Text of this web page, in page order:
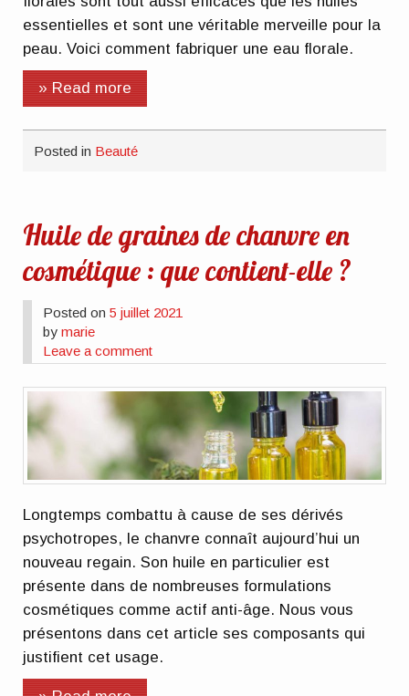
essentielles et sont une véritable merveille pour la
peau. Voici comment fabriquer une eau florale.
» Read more
Posted in Beauté
Huile de graines de chanvre en
cosmétique : que contient-elle ?
Posted on5 juillet 2021
bymarie
Leave a comment
Longtemps combattu à cause de ses dérivés
psychotropes, le chanvre connaît aujourd’hui un
nouveau regain. Son huile en particulier est
présente dans de nombreuses formulations
cosmétiques comme actif anti-âge. Nous vous
présentons dans cet article ses composants qui
justifient cet usage.